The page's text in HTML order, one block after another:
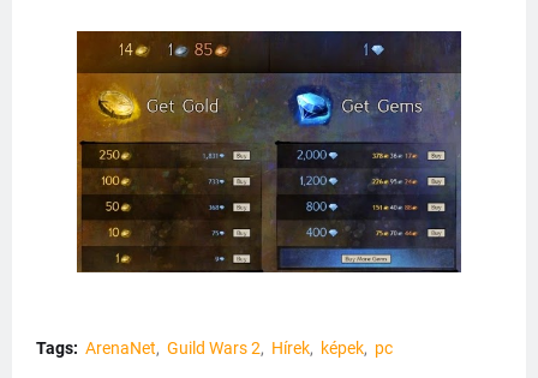
Tags: ArenaNet Guild Wars 2 Hírek képek pc